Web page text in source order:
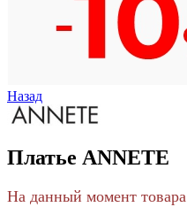
Назад
Платье ANNETE
На данный момент